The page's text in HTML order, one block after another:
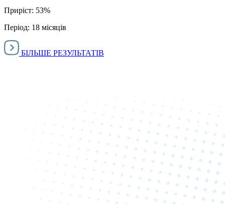
Приріст: 53%
Період: 18 місяців
БІЛЬШЕ РЕЗУЛЬТАТІВ